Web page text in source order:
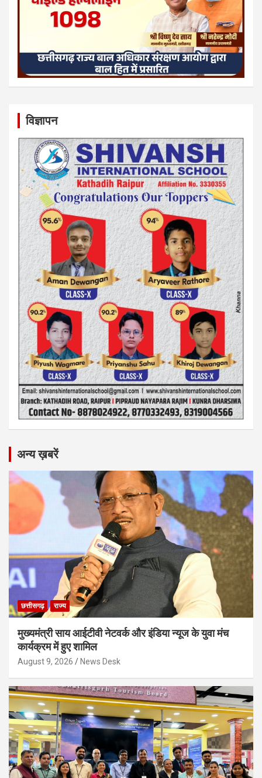
विज्ञापन
अन्य ख़बरें
छत्तीसगढ़ राज्य
मुख्यमंत्री साय आईटीवी नेटवर्क और इंडिया न्यूज के युवा मंच
कार्यक्रम में हुए शामिल
August 9, 2026 News Desk